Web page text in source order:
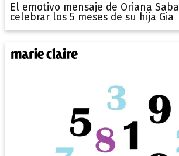
El emotivo mensaje de Oriana
celebrar los 5 meses de su hija Gia